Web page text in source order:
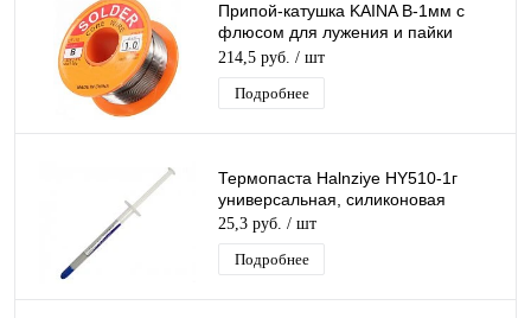
Припой-катушка KAINA B-1мм с
флюсом для лужения и пайки
паяльником
214,5 руб. / шт
Подробнее
Термопаста Halnziye HY510-1г
универсальная, силиконовая
25,3 руб. / шт
Подробнее